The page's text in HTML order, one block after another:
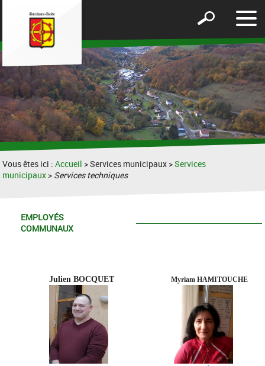
le
Afficher
formulaire
de
recherche
Vous êtes ici :Accueil > Services municipaux >Services
municipaux > Services techniques
EMPLOYÉS
COMMUNAUX
Julien BOCQUET Myriam HAMITOUCHE